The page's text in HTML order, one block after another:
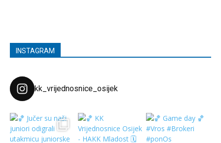
INSTAGRAM
kk_vrijednosnice_osijek